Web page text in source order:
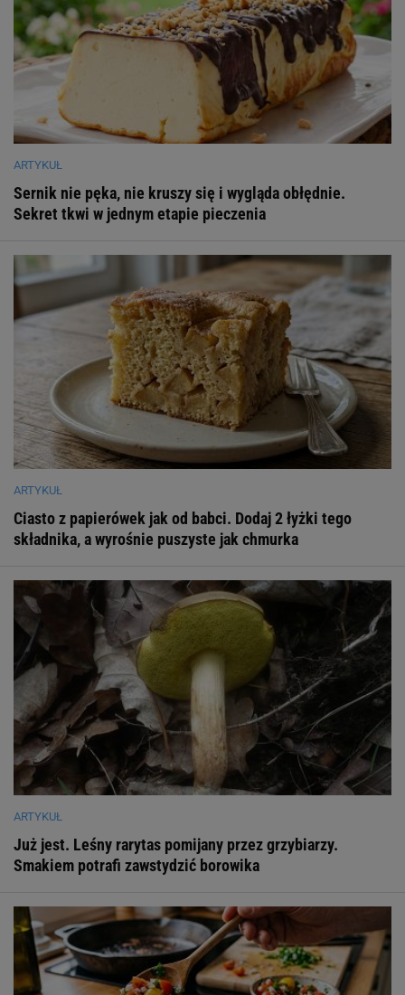
ARTYKUŁ
Sernik nie pęka, nie kruszy się i wygląda obłędnie.
Sekret tkwi w jednym etapie pieczenia
ARTYKUŁ
Ciasto z papierówek jak od babci. Dodaj 2 łyżki tego
składnika, a wyrośnie puszyste jak chmurka
ARTYKUŁ
Już jest. Leśny rarytas pomijany przez grzybiarzy.
Smakiem potrafi zawstydzić borowika